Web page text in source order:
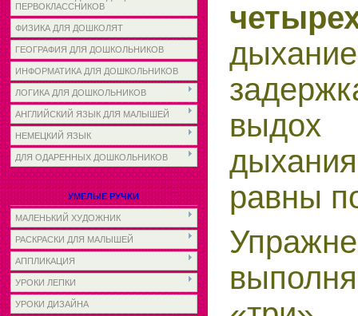
ПЕРВОКЛАССНИКОВ
ФИЗИКА ДЛЯ ДОШКОЛЯТ
ГЕОГРАФИЯ ДЛЯ ДОШКОЛЬНИКОВ
ИНФОРМАТИКА ДЛЯ ДОШКОЛЬНИКОВ
ЛОГИКА ДЛЯ ДОШКОЛЬНИКОВ
АНГЛИЙСКИЙ ЯЗЫК ДЛЯ МАЛЫШЕЙ
НЕМЕЦКИЙ ЯЗЫК
ДЛЯ ОДАРЕННЫХ ДОШКОЛЬНИКОВ
УМЕЛЫЕ РУЧКИ
МАЛЕНЬКИЙ ХУДОЖНИК
РАСКРАСКИ ДЛЯ МАЛЫШЕЙ
АППЛИКАЦИЯ
УРОКИ ЛЕПКИ
УРОКИ ДИЗАЙНА
выдох
равны